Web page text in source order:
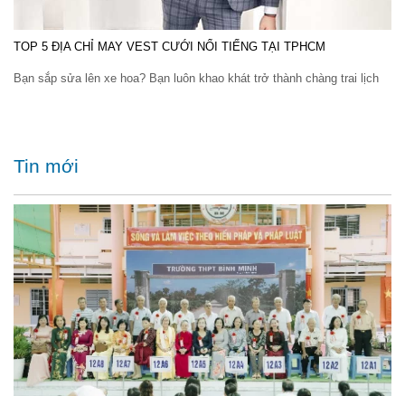
TOP 5 ĐỊA CHỈ MAY VEST CƯỚI NỔI TIẾNG TẠI TPHCM
Bạn sắp sửa lên xe hoa? Bạn luôn khao khát trở thành chàng trai lịch
Tin mới